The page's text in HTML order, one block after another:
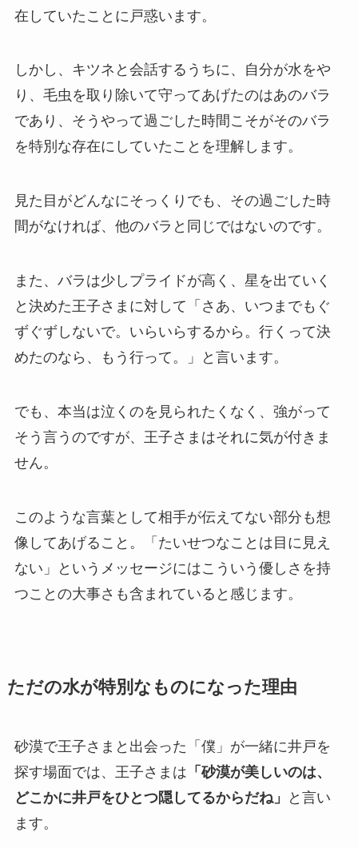
在していたことに戸惑います。
しかし、キツネと会話するうちに、自分が水をや
り、毛虫を取り除いて守ってあげたのはあのバラ
であり、そうやって過ごした時間こそがそのバラ
を特別な存在にしていたことを理解します。
見た目がどんなにそっくりでも、その過ごした時
間がなければ、他のバラと同じではないのです。
また、バラは少しプライドが高く、星を出ていく
と決めた王子さまに対して「さあ、いつまでもぐ
ずぐずしないで。いらいらするから。行くって決
めたのなら、もう行って。」と言います。
でも、本当は泣くのを見られたくなく、強がって
そう言うのですが、王子さまはそれに気が付きま
せん。
このような言葉として相手が伝えてない部分も想
像してあげること。「たいせつなことは目に見え
ない」というメッセージにはこういう優しさを持
つことの大事さも含まれていると感じます。
ただの水が特別なものになった理由
砂漠で王子さまと出会った「僕」が一緒に井戸を
探す場面では、王子さまは 「砂漠が美しいのは、
どこかに井戸をひとつ隠してるからだね」
と言い
ます。